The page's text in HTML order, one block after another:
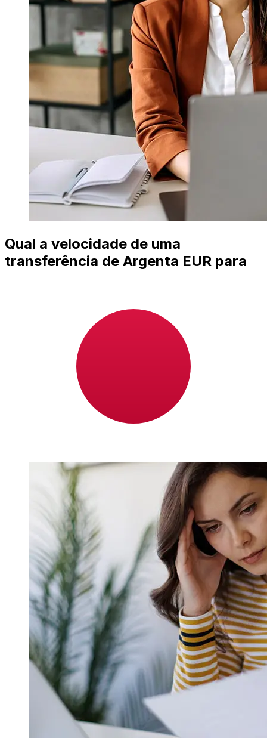
Qual a velocidade de uma
transferência de Argenta EUR para
com Argenta de Países Membros do Euro para Japão
variam de acordo com o método de pagamento e o
horário da transação. Normalmente, as transferências
bancárias internacionais levam de 1 a 5 dias úteis.
Fatores como feriados bancários e verificações de
segurança também podem afetar a entrega. Verifique os
horários limite de Argenta para evitar atrasos.